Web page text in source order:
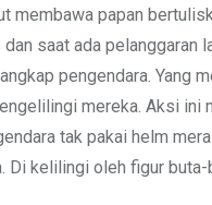
membawa papan
saat ada pelanggaran
pengendara. Yang
mereka. Aksi ini
tak pakai helm
Di kelilingi oleh figur buta-